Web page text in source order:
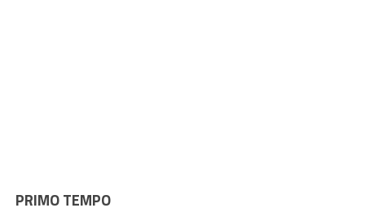
PRIMO TEMPO